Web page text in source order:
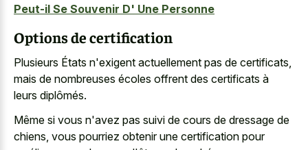
Peut-il Se Souvenir D' Une Personne
Options de certification
Plusieurs États n'exigent actuellement pas de certificats,
mais de nombreuses écoles offrent des certificats à
leurs diplômés.
Même si vous n'avez pas suivi de cours de dressage de
chiens, vous pourriez obtenir une certification pour